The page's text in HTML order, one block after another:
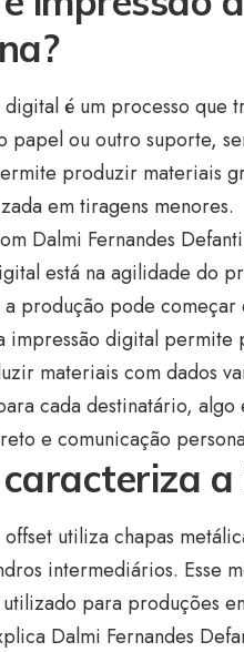
é um processo que
papel ou outro suporte,
produzir materiais
em tiragens menores.
Dalmi Fernandes
está na agilidade do
produção pode começar
impressão digital permite
materiais com dados
cada destinatário,
e comunicação
utiliza chapas
intermediários. Esse
para produções
Dalmi Fernandes